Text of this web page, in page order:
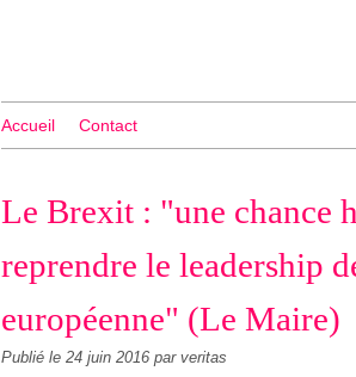
Accueil Contact
Le Brexit : "une chance
reprendre le leadership
européenne" (Le Maire)
Publié le 24 juin 2016 par veritas